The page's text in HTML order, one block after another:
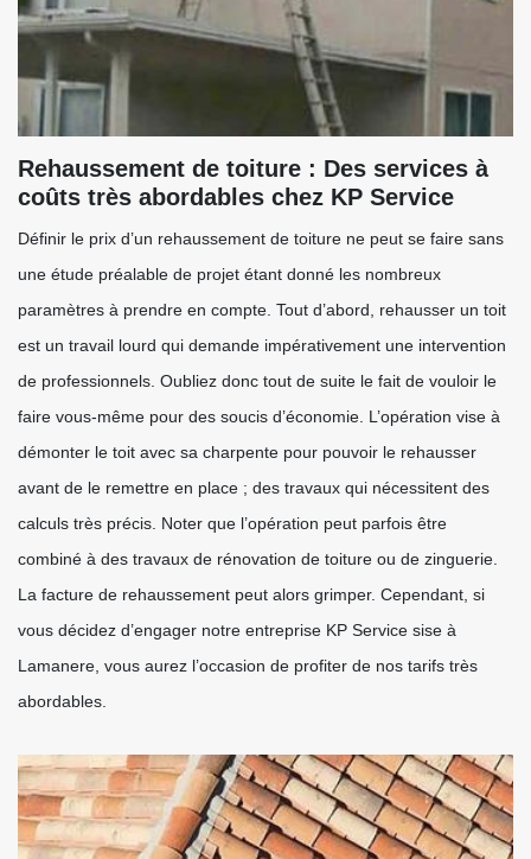
Rehaussement de toiture : Des services à
coûts très abordables chez KP Service
Définir le prix d’un rehaussement de toiture ne peut se faire sans
une étude préalable de projet étant donné les nombreux
paramètres à prendre en compte. Tout d’abord, rehausser un toit
est un travail lourd qui demande impérativement une intervention
de professionnels. Oubliez donc tout de suite le fait de vouloir le
faire vous-même pour des soucis d’économie. L’opération vise à
démonter le toit avec sa charpente pour pouvoir le rehausser
avant de le remettre en place ; des travaux qui nécessitent des
calculs très précis. Noter que l’opération peut parfois être
combiné à des travaux de rénovation de toiture ou de zinguerie.
La facture de rehaussement peut alors grimper. Cependant, si
vous décidez d’engager notre entreprise KP Service sise à
Lamanere, vous aurez l’occasion de profiter de nos tarifs très
abordables.